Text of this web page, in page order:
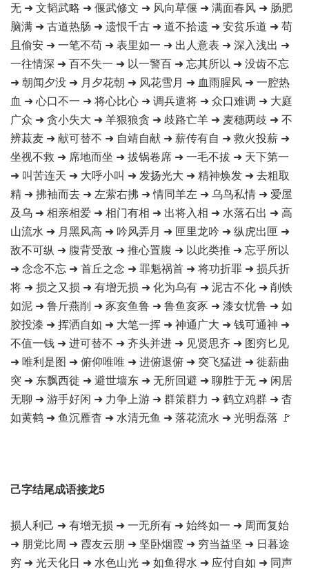
无 ➜ 文韬武略 ➜ 偃武修文 ➜ 风向草偃 ➜ 满面春风 ➜ 肠肥
脑满 ➜ 古道热肠 ➜ 遗恨千古 ➜ 道不拾遗 ➜ 安贫乐道 ➜ 苟
且偷安 ➜ 一笔不苟 ➜ 表里如一 ➜ 出人意表 ➜ 深入浅出 ➜
一往情深 ➜ 百不失一 ➜ 以一警百 ➜ 忘其所以 ➜ 没齿不忘
➜ 朝闻夕没 ➜ 月夕花朝 ➜ 风花雪月 ➜ 血雨腥风 ➜ 一腔热
血 ➜ 心口不一 ➜ 将心比心 ➜ 调兵遣将 ➜ 众口难调 ➜ 大庭
广众 ➜ 贪小失大 ➜ 羊狠狼贪 ➜ 歧路亡羊 ➜ 麦穗两歧 ➜ 不
辨菽麦 ➜ 献可替不 ➜ 自靖自献 ➜ 薪传有自 ➜ 救火投薪 ➜
坐视不救 ➜ 席地而坐 ➜ 拔锅卷席 ➜ 一毛不拔 ➜ 天下第一
➜ 叫苦连天 ➜ 大呼小叫 ➜ 发扬光大 ➜ 精神焕发 ➜ 去粗取
精 ➜ 拂袖而去 ➜ 左萦右拂 ➜ 情同羊左 ➜ 乌鸟私情 ➜ 爱屋
及乌 ➜ 相亲相爱 ➜ 相门有相 ➜ 出将入相 ➜ 水落石出 ➜ 高
山流水 ➜ 月黑风高 ➜ 吟风弄月 ➜ 匣里龙吟 ➜ 纵虎出匣 ➜
敌不可纵 ➜ 腹背受敌 ➜ 推心置腹 ➜ 以此类推 ➜ 忘乎所以
➜ 念念不忘 ➜ 首丘之念 ➜ 罪魁祸首 ➜ 将功折罪 ➜ 损兵折
将 ➜ 损之又损 ➜ 有增无损 ➜ 化为乌有 ➜ 泥古不化 ➜ 削铁
如泥 ➜ 鲁斤燕削 ➜ 豕亥鱼鲁 ➜ 鲁鱼亥豕 ➜ 漆女忧鲁 ➜ 如
胶投漆 ➜ 挥洒自如 ➜ 大笔一挥 ➜ 神通广大 ➜ 钱可通神 ➜
不值一钱 ➜ 进可替不 ➜ 齐头并进 ➜ 见贤思齐 ➜ 图穷匕见
➜ 唯利是图 ➜ 俯仰唯唯 ➜ 进俯退俯 ➜ 突飞猛进 ➜ 徙薪曲
突 ➜ 东飘西徙 ➜ 避世墙东 ➜ 无所回避 ➜ 聊胜于无 ➜ 闲居
无聊 ➜ 游手好闲 ➜ 力争上游 ➜ 群策群力 ➜ 鹤立鸡群 ➜ 杳
如黄鹤 ➜ 鱼沉雁杳 ➜ 水清无鱼 ➜ 落花流水 ➜ 光明磊落 🚩
己字结尾成语接龙5
损人利己 ➜ 有增无损 ➜ 一无所有 ➜ 始终如一 ➜ 周而复始
➜ 朋党比周 ➜ 霞友云朋 ➜ 坚卧烟霞 ➜ 穷当益坚 ➜ 日暮途
穷 ➜ 光天化日 ➜ 水色山光 ➜ 如鱼得水 ➜ 应付自如 ➜ 同声